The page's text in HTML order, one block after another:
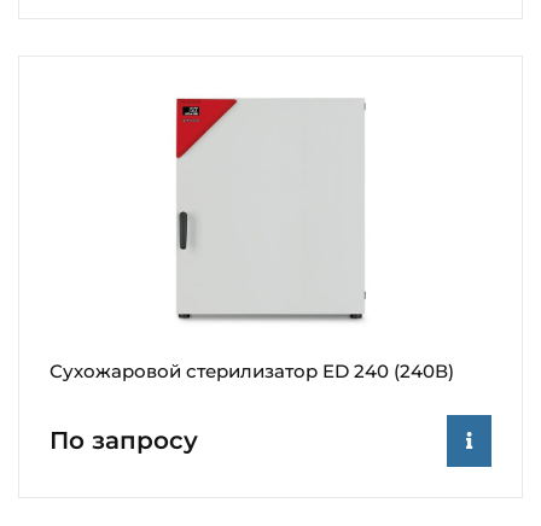
Сухожаровой стерилизатор ED 240 (240В)
По запросу